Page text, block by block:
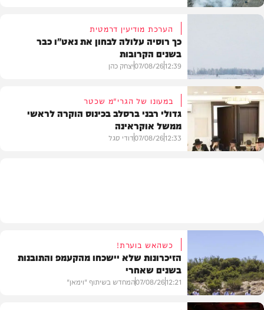
הערכת מודיעין דרמטית
כך רוסיה עלולה לבחון את נאט"ו כבר
בשנים הקרובות
12:39
07/08/26יצחק כהן
במעונו של הגרי"מ שכטר
גדולי רבני ברסלב בכינוס הוקרה לראשי
ממשל אוקראינה
12:33
07/08/26דודי סגל
כשהאש בוערת!
הזיכרונות שלא יישכחו מהקעמפ והתובנות
בשנים שאחרי
12:21
07/08/26המחדש בשיתוף "וימאן"